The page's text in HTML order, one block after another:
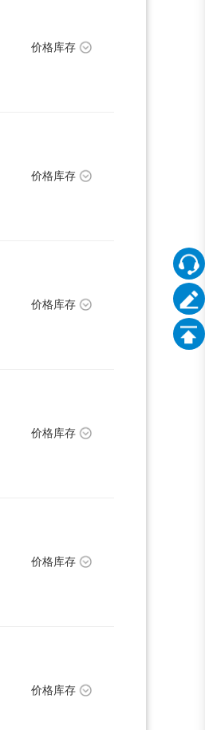
价格库存
价格库存
价格库存
价格库存
价格库存
价格库存